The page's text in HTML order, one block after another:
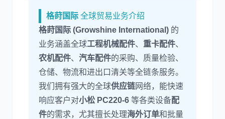
格莳国际 全球贸易业务介绍
格莳国际 (Growshine International) 的
业务涵盖全球工程机械配件、 重卡配件、
农机配件、 汽车配件的采购、质量检验、
仓储、物流和进出口清关等全链条服务。
我们拥有强大的全球供应链网络，能快速
响应客户对小松 PC220-6 等各类设备配
件的需求，尤其擅长处理海外订单和批量